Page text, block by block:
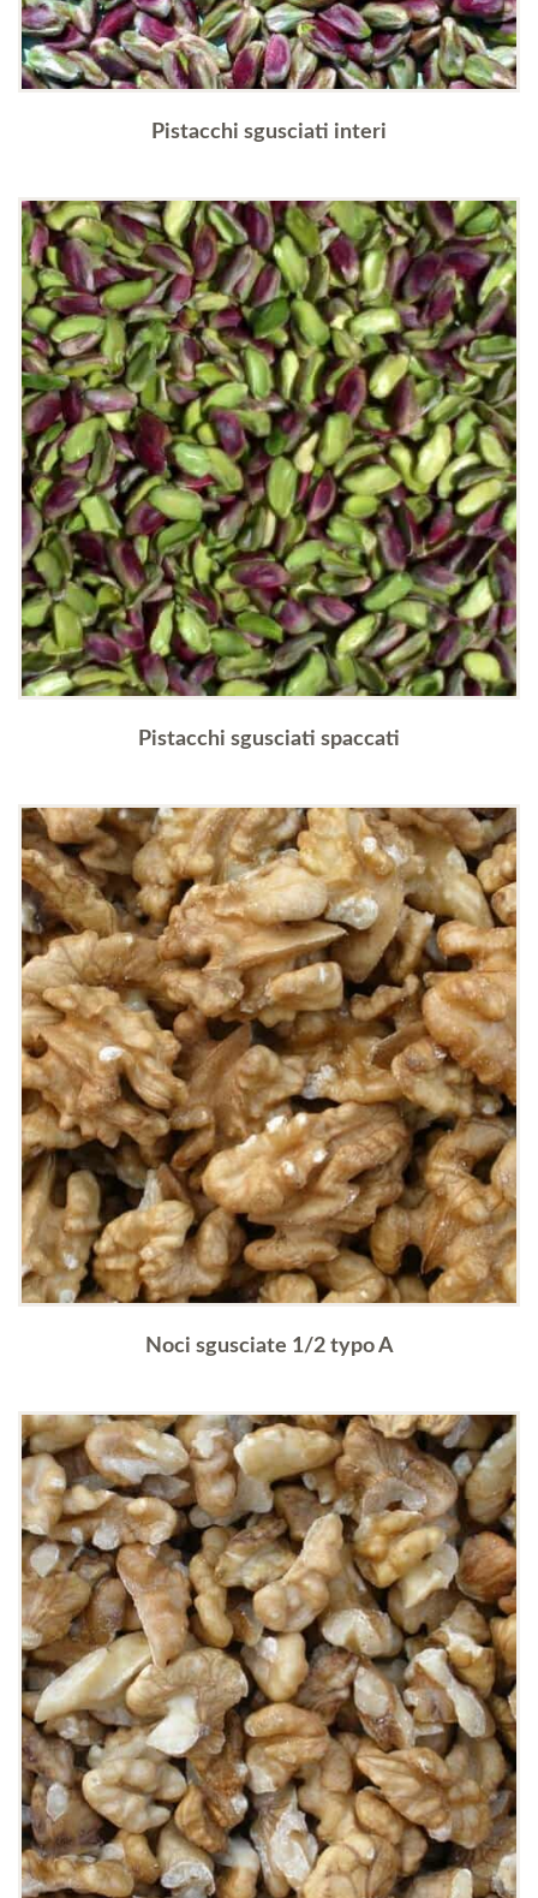
Pistacchi sgusciati interi
Pistacchi sgusciati spaccati
Noci sgusciate 1/2 typo A